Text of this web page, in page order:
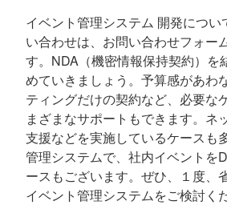
イベント管理システム 開発につい
い合わせは、お問い合わせフォー
す。NDA（機密情報保持契約）を
めていきましょう。予算感があわ
ティングだけの契約など、必要な
まざまなサポートもできます。ネ
支援などを実施しているケースも
管理システムで、社内イベントを
ースもございます。ぜひ、１度、
イベント管理システムをご検討く